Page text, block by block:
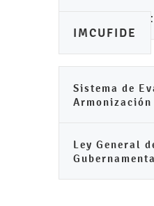
IMCUFIDE
Sistema de
Ley General